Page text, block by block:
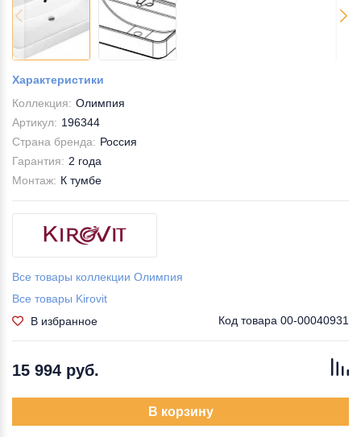
Характеристики
Коллекция: Олимпия
Артикул: 196344
Страна бренда: Россия
Гарантия: 2 года
Монтаж: К тумбе
Все товары коллекции Олимпия
Все товары Kirovit
В избранное
Код товара 00-00040931
15 994 руб.
В корзину